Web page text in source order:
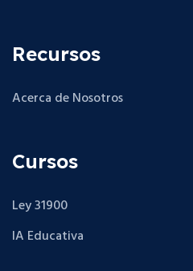
Recursos
Acerca de Nosotros
Cursos
Ley 31900
IA Educativa